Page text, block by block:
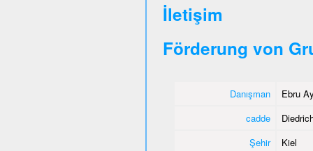
İletişim
Förderung von
Danışman
Ebru
cadde
Şehir
Kiel